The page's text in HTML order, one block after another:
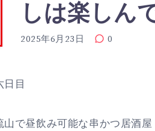
しは楽しん
2025年6月23日 0
六日目
山で昼飲み可能な串かつ居酒